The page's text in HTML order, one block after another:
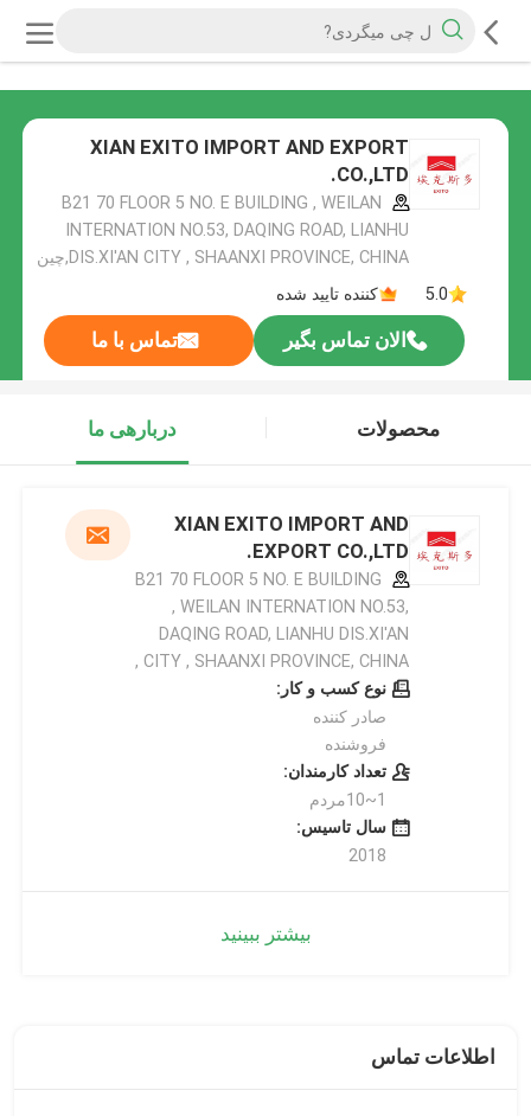
XIAN EXITO IMPORT AND EXPORT
CO.,LTD.
B21 70 FLOOR 5 NO. E BUILDING , WEILAN
INTERNATION NO.53, DAQING ROAD, LIANHU
DIS.XI'AN CITY , SHAANXI PROVINCE, CHINA,چین
5.0
کننده تایید شده
الان تماس بگیر تماس با ما
محصولات دربارهی ما
XIAN EXITO IMPORT AND
EXPORT CO.,LTD.
B21 70 FLOOR 5 NO. E BUILDING
, WEILAN INTERNATION NO.53,
DAQING ROAD, LIANHU DIS.XI'AN
CITY , SHAANXI PROVINCE, CHINA ,
نوع کسب و کار:
صادر کننده
فروشنده
تعداد کارمندان:
1~10مردم
سال تاسیس:
2018
بیشتر ببینید
اطلاعات تماس